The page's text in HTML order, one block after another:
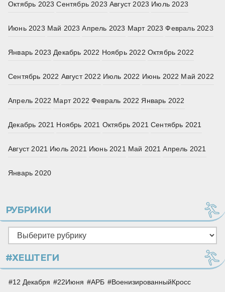
Октябрь 2023 Сентябрь 2023 Август 2023 Июль 2023
Июнь 2023 Май 2023 Апрель 2023 Март 2023 Февраль 2023
Январь 2023 Декабрь 2022 Ноябрь 2022 Октябрь 2022
Сентябрь 2022 Август 2022 Июль 2022 Июнь 2022 Май 2022
Апрель 2022 Март 2022 Февраль 2022 Январь 2022
Декабрь 2021 Ноябрь 2021 Октябрь 2021 Сентябрь 2021
Август 2021 Июль 2021 Июнь 2021 Май 2021 Апрель 2021
Январь 2020
РУБРИКИ
Рубрики
#ХЕШТЕГИ
12 Декабря 22Июня АРБ
ВоенизированныйКросс